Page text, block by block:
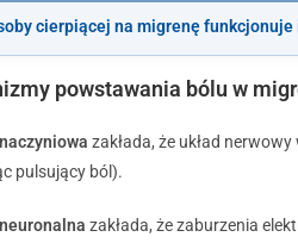
cierpiącej na migrenę
powstawania bólu w
zakłada, że układ
pulsujący ból).
zakłada, że zaburzenia